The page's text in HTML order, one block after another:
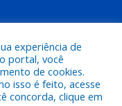
Municipal de Juruti.
experiência de
portal, você
de cookies.
isso é feito, acesse
concorda, clique em